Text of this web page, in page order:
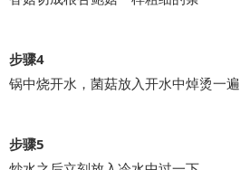
步骤4
锅中烧开水，菌菇放入开水中焯烫一遍
步骤5